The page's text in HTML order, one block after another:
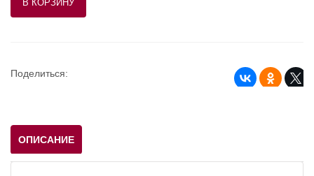
Поделиться:
ОПИСАНИЕ